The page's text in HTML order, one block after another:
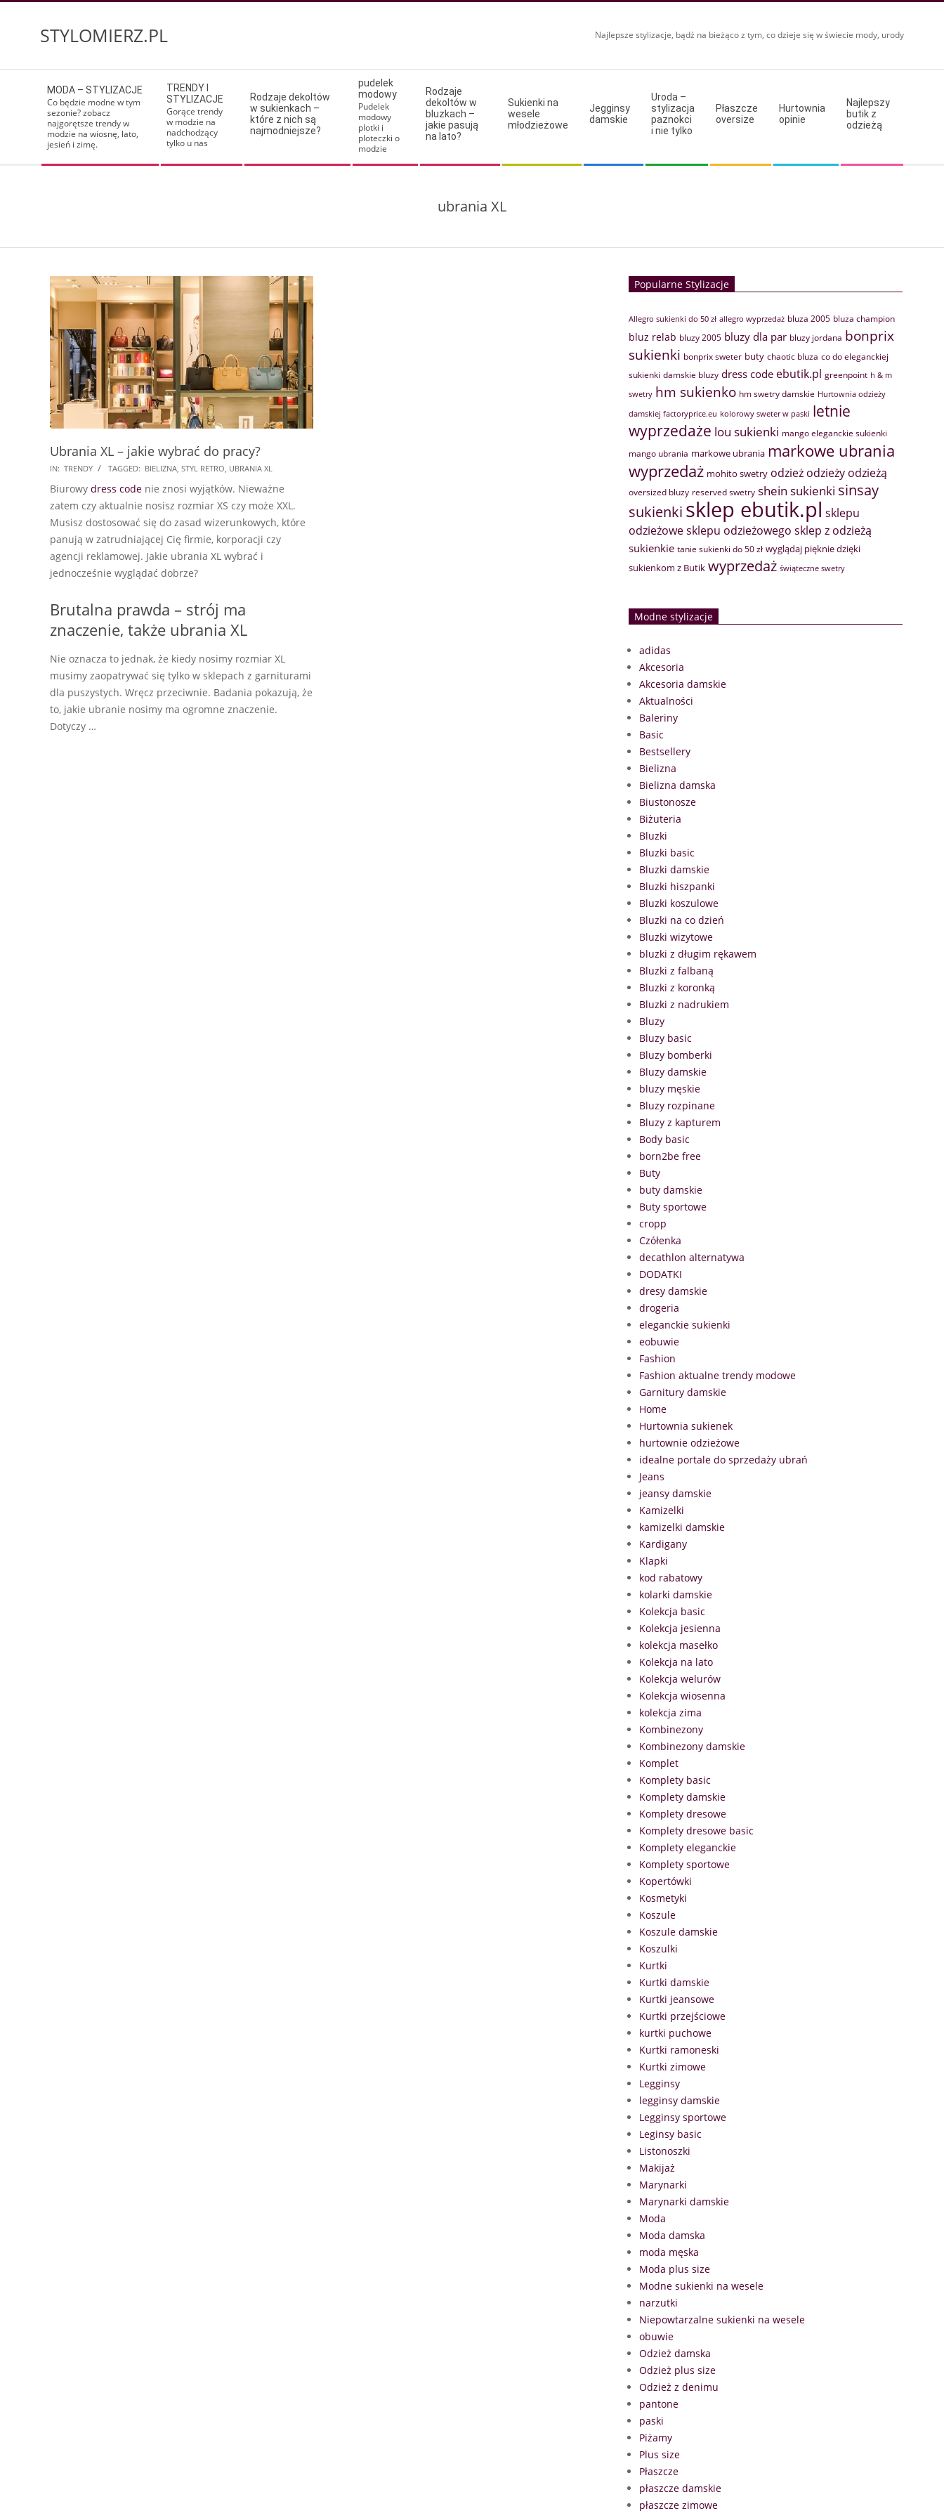
STYLOMIERZ.PL Najlepsze stylizacje, bądź na bieżąco z tym, co dzieje się w świecie mody, urody
Navigation
Menu
MODA – STYLIZACJE
Co będzie modne w tym
sezonie? zobacz
najgorętsze trendy w
modzie na wiosnę, lato,
jesień i zimę.
TRENDY I
STYLIZACJE
Gorące trendy
w modzie na
nadchodzący
tylko u nas
Rodzaje dekoltów
w sukienkach –
które z nich są
najmodniejsze?
pudelek
modowy
Pudelek
modowy
plotki i
ploteczki o
modzie
Rodzaje
dekoltów w
bluzkach –
jakie pasują
na lato?
Sukienki na
wesele
młodzieżowe
Jegginsy
damskie
Uroda –
stylizacja
paznokci
i nie tylko
Płaszcze
oversize
Hurtownia
opinie
Najlepszy
butik z
odzieżą
ubrania XL
Ubrania XL – jakie wybrać do pracy?
2018-
01-
08
IN: TRENDY TAGGED: BIELIZNA, STYL RETRO, UBRANIA XL
Biurowy dress code nie znosi wyjątków. Nieważne
zatem czy aktualnie nosisz rozmiar XS czy może XXL.
Musisz dostosować się do zasad wizerunkowych, które
panują w zatrudniającej Cię firmie, korporacji czy
agencji reklamowej. Jakie ubrania XL wybrać i
jednocześnie wyglądać dobrze?
Brutalna prawda – strój ma
znaczenie, także ubrania XL
Nie oznacza to jednak, że kiedy nosimy rozmiar XL
musimy zaopatrywać się tylko w sklepach z garniturami
dla puszystych. Wręcz przeciwnie. Badania pokazują, że
to, jakie ubranie nosimy ma ogromne znaczenie.
Dotyczy …
Popularne Stylizacje
Allegro sukienki do 50 zł allegro wyprzedaż bluza 2005 bluza champion
bluz relab bluzy 2005 bluzy dla par bluzy jordana bonprix
sukienki bonprix sweter buty chaotic bluza co do eleganckiej
sukienki damskie bluzy dress code ebutik.pl greenpoint h & m
swetry hm sukienko hm swetry damskie Hurtownia odzieży
damskiej factoryprice.eu kolorowy sweter w paski letnie
wyprzedaże lou sukienki mango eleganckie sukienki
mango ubrania markowe ubrania markowe ubrania
wyprzedaż mohito swetry odzież odzieży odzieżą
oversized bluzy reserved swetry shein sukienki sinsay
sukienki sklep ebutik.pl sklepu
odzieżowesklepu odzieżowego sklep z odzieżą
sukienkie tanie sukienki do 50 zł wyglądaj pięknie dzięki
sukienkom z Butik wyprzedaż świąteczne swetry
Modne stylizacje
adidas
Akcesoria
Akcesoria damskie
Aktualności
Baleriny
Basic
Bestsellery
Bielizna
Bielizna damska
Biustonosze
Biżuteria
Bluzki
Bluzki basic
Bluzki damskie
Bluzki hiszpanki
Bluzki koszulowe
Bluzki na co dzień
Bluzki wizytowe
bluzki z długim rękawem
Bluzki z falbaną
Bluzki z koronką
Bluzki z nadrukiem
Bluzy
Bluzy basic
Bluzy bomberki
Bluzy damskie
bluzy męskie
Bluzy rozpinane
Bluzy z kapturem
Body basic
born2be free
Buty
buty damskie
Buty sportowe
cropp
Czółenka
decathlon alternatywa
DODATKI
dresy damskie
drogeria
eleganckie sukienki
eobuwie
Fashion
Fashion aktualne trendy modowe
Garnitury damskie
Home
Hurtownia sukienek
hurtownie odzieżowe
idealne portale do sprzedaży ubrań
Jeans
jeansy damskie
Kamizelki
kamizelki damskie
Kardigany
Klapki
kod rabatowy
kolarki damskie
Kolekcja basic
Kolekcja jesienna
kolekcja masełko
Kolekcja na lato
Kolekcja welurów
Kolekcja wiosenna
kolekcja zima
Kombinezony
Kombinezony damskie
Komplet
Komplety basic
Komplety damskie
Komplety dresowe
Komplety dresowe basic
Komplety eleganckie
Komplety sportowe
Kopertówki
Kosmetyki
Koszule
Koszule damskie
Koszulki
Kurtki
Kurtki damskie
Kurtki jeansowe
Kurtki przejściowe
kurtki puchowe
Kurtki ramoneski
Kurtki zimowe
Legginsy
legginsy damskie
Legginsy sportowe
Leginsy basic
Listonoszki
Makijaż
Marynarki
Marynarki damskie
Moda
Moda damska
moda męska
Moda plus size
Modne sukienki na wesele
narzutki
Niepowtarzalne sukienki na wesele
obuwie
Odzież damska
Odzież plus size
Odzież z denimu
pantone
paski
Piżamy
Plus size
Płaszcze
płaszcze damskie
płaszcze zimowe